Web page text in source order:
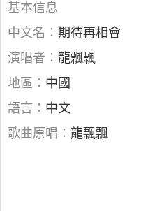
基本信息
中文名： 期待再相會
演唱者： 龍飄飄
地區： 中國
語言： 中文
歌曲原唱： 龍飄飄